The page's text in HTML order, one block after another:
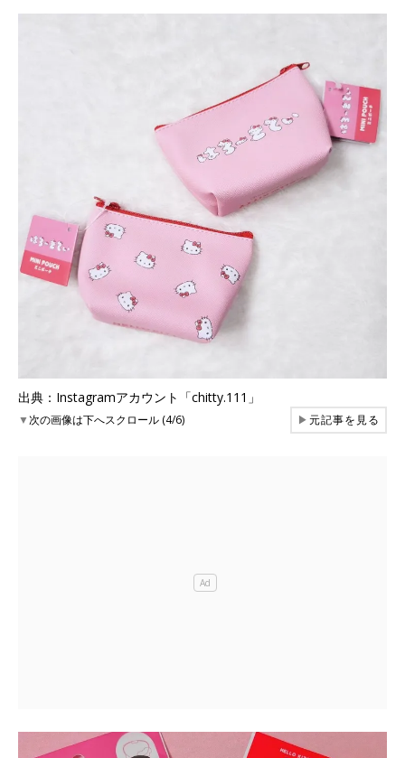
出典：Instagramアカウント「chitty.111」
▼次の画像は下へスクロール (4/6) ▶元記事を見る